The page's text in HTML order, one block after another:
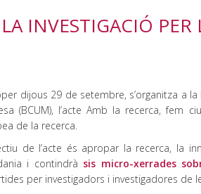
INVESTIGACIÓ
dijous 29 de setembre, s’organitza a
(BCUM), l’acte Amb la recerca, fem
de la recerca.
de l’acte és apropar la recerca, la
i contindrà sis micro-xerrades
per investigadors i investigadores de